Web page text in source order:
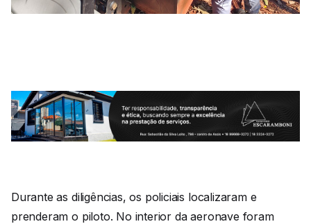
Durante as diligências, os policiais localizaram e
prenderam o piloto. No interior da aeronave foram